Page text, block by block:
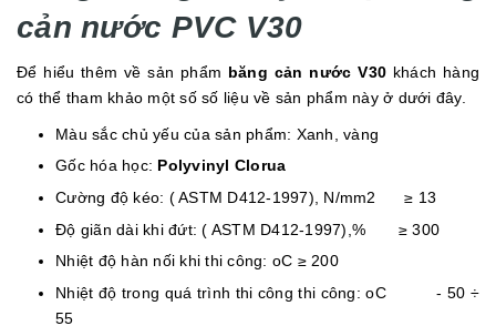
cản nước PVC V30
Để hiểu thêm về sản phẩm băng cản nước V30 khách hàng
có thể tham khảo một số số liệu về sản phẩm này ở dưới đây.
Màu sắc chủ yếu của sản phẩm: Xanh, vàng
Gốc hóa học: Polyvinyl Clorua
Cường độ kéo: ( ASTM D412-1997), N/mm2 ≥ 13
Độ giãn dài khi đứt: ( ASTM D412-1997),% ≥ 300
Nhiệt độ hàn nối khi thi công: oC ≥ 200
Nhiệt độ trong quá trình thi công thi công: oC - 50 ÷
55